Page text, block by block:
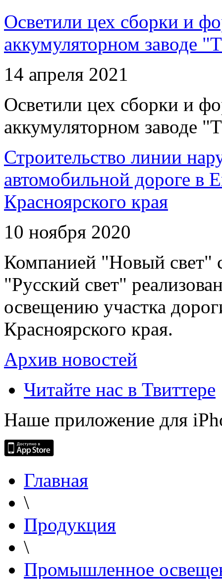
Осветили цех сборки и
аккумуляторном заводе
14 апреля 2021
Осветили цех сборки и
аккумуляторном заводе
Строительство линии
автомобильной дороге в
Красноярского края
10 ноября 2020
Компанией "Новый свет"
"Русский свет"
освещению участка
Красноярского края.
Архив новостей
Читайте нас в Твиттере
Наше приложение для
Главная
\
Продукция
\
Промышленное